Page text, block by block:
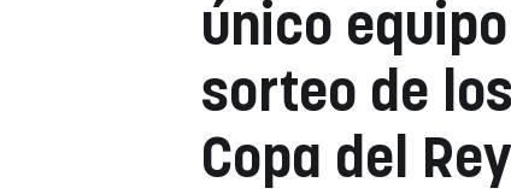
único
sorteo de
Copa del Rey